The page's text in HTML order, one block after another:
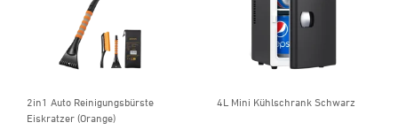
2in1 Auto Reinigungsbürste
Eiskratzer (Orange)
4L Mini Kühlschrank Schwarz